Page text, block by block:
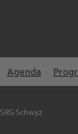
Agenda
SRG Schwyz